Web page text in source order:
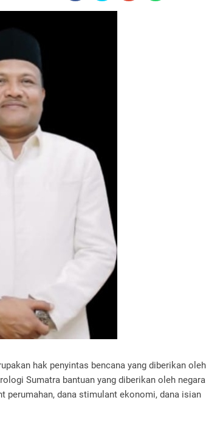
hak penyintas bencana yang diberikan oleh
Sumatra bantuan yang diberikan oleh negara
perumahan, dana stimulant ekonomi, dana isian